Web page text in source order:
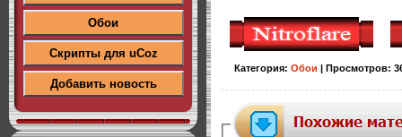
Обои
Скрипты для uCoz
Добавить новость
Категория: Обои Просмотров: